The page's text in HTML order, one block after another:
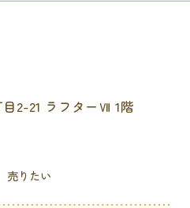
2-21 ラフターⅦ 1階
売りたい